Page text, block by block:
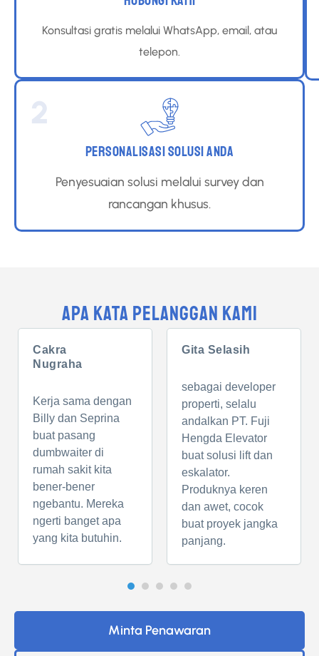
Konsultasi gratis melalui WhatsApp, email, atau
telepon.
PERSONALISASI SOLUSI ANDA
Penyesuaian solusi melalui survey dan
rancangan khusus.
2
APA KATA PELANGGAN KAMI
Cakra
Nugraha
Kerja sama dengan
Billy dan Seprina
buat pasang
dumbwaiter di
rumah sakit kita
bener-bener
ngebantu. Mereka
ngerti banget apa
yang kita butuhin.
Gita Selasih
sebagai developer
properti, selalu
andalkan PT. Fuji
Hengda Elevator
buat solusi lift dan
eskalator.
Produknya keren
dan awet, cocok
buat proyek jangka
panjang.
Minta Penawaran